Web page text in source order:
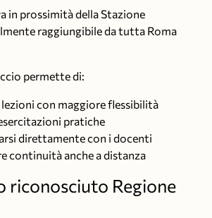
in prossimità dellaStazione
raggiungibile da tutta Roma
permette di:
lezioni con maggiore flessibilità
pratiche
direttamente con i docenti
continuità anche a distanza
riconosciuto Regione